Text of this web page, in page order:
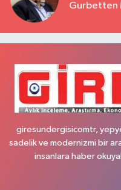
Gurbetten
giresundergisicomtr,
sadelik ve modernizmi bir
insanlara haber